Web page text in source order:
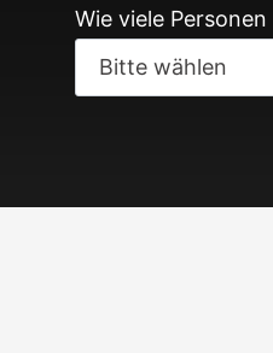
Wie viele Personen